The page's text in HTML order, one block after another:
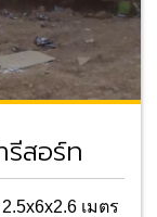
สอร์ท
เมตร